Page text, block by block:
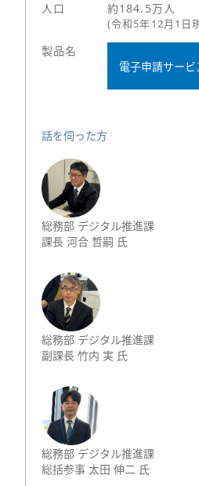
人口
約184.5万人
(令和5年12月1日
製品名
電子申請サービ
話を伺った方
総務部 デジタル推進課
課長 河合 哲嗣 氏
総務部 デジタル推進課
副課長 竹内 実 氏
総務部 デジタル推進課
総括参事 太田 伸二 氏